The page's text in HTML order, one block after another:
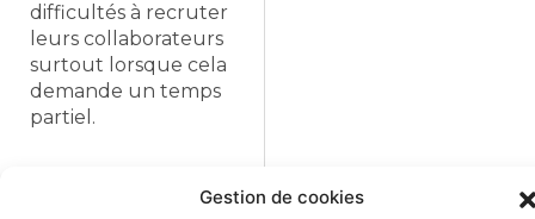
Gestion de cookies
difficultés à recruter
leurs collaborateurs
surtout lorsque cela
demande un temps
partiel.